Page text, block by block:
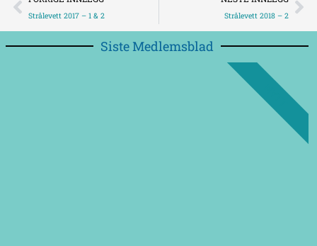
Strålevett 2017 – 1 & 2 Strålevett 2018 – 2
Siste Medlemsblad
NYTT